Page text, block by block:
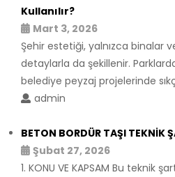
Kullanılır?
Mart 3, 2026
Şehir estetiği, yalnızca binalar
detaylarla da şekillenir.
belediye peyzaj projelerinde
admin
BETON BORDÜR TAŞI TEKNİK
Şubat 27, 2026
1. KONU VE KAPSAM Bu teknik